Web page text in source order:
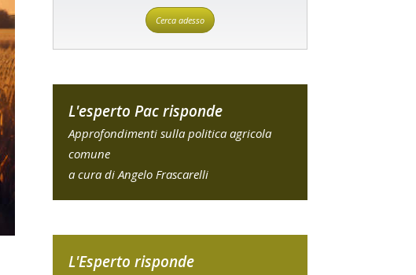
Cerca adesso
L'esperto Pac risponde
Approfondimenti sulla politica agricola
comune
a cura di Angelo Frascarelli
L'Esperto risponde